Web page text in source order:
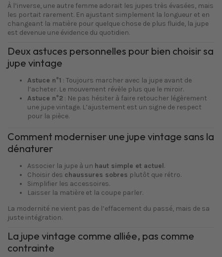
À l’inverse, une autre femme adorait les jupes très évasées, mais
les portait rarement. En ajustant simplement la longueur et en
changeant la matière pour quelque chose de plus fluide, la jupe
est devenue une évidence du quotidien.
Deux astuces personnelles pour bien choisir sa
jupe vintage
Astuce n°1 : Toujours marcher avec la jupe avant de
l’acheter. Le mouvement révèle plus que le miroir.
Astuce n°2 : Ne pas hésiter à faire retoucher légèrement
une jupe vintage. L’ajustement est un signe de respect
pour la pièce.
Comment moderniser une jupe vintage sans la
dénaturer
Associer la jupe à un haut simple et actuel.
Choisir des chaussures sobres plutôt que rétro.
Simplifier les accessoires.
Laisser la matière et la coupe parler.
La modernité ne vient pas de l’effacement du passé, mais de sa
juste intégration.
La jupe vintage comme alliée, pas comme
contrainte